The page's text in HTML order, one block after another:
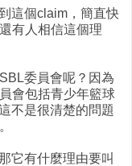
這個claim，簡直快
有人相信這個理
委員會呢？因為
會包括青少年籃球
不是很清楚的問題
它有什麼理由要叫